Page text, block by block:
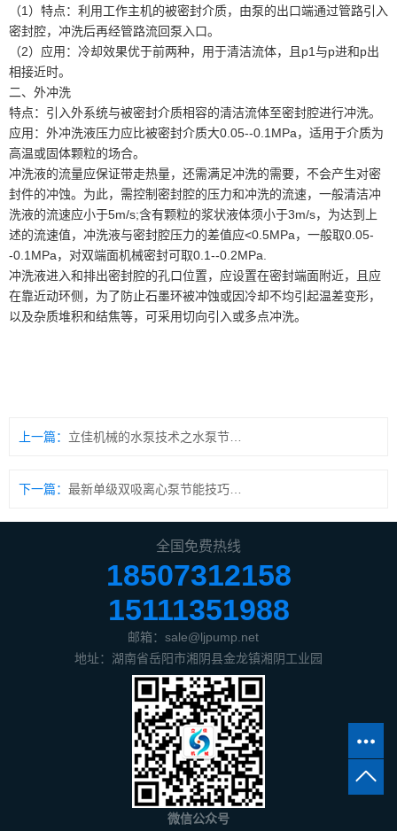
（1）特点：利用工作主机的被密封介质，由泵的出口端通过管路引入
密封腔，冲洗后再经管路流回泵入口。
（2）应用：冷却效果优于前两种，用于清洁流体，且p1与p进和p出
相接近时。
二、外冲洗
特点：引入外系统与被密封介质相容的清洁流体至密封腔进行冲洗。
应用：外冲洗液压力应比被密封介质大0.05--0.1MPa，适用于介质为
高温或固体颗粒的场合。
冲洗液的流量应保证带走热量，还需满足冲洗的需要，不会产生对密
封件的冲蚀。为此，需控制密封腔的压力和冲洗的流速，一般清洁冲
洗液的流速应小于5m/s;含有颗粒的浆状液体须小于3m/s，为达到上
述的流速值，冲洗液与密封腔压力的差值应<0.5MPa，一般取0.05-
-0.1MPa，对双端面机械密封可取0.1--0.2MPa.
冲洗液进入和排出密封腔的孔口位置，应设置在密封端面附近，且应
在靠近动环侧，为了防止石墨环被冲蚀或因冷却不均引起温差变形，
以及杂质堆积和结焦等，可采用切向引入或多点冲洗。
上一篇：
下一篇：
全国免费热线
18507312158
15111351988
邮箱：sale@ljpump.net
地址：湖南省岳阳市湘阴县金龙镇湘阴工业园
微信公众号